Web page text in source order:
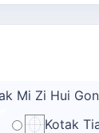
Mi Zi Hui
Kotak